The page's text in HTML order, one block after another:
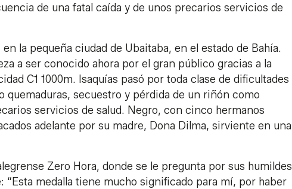
de una fatal caída y de unos precarios servicios de
la pequeña ciudad de Ubaitaba, en el estado de Bahía.
a ser conocido ahora por el gran público gracias a la
C1 1000m. Isaquías pasó por toda clase de dificultades
secuestro y pérdida de un riñón como
servicios de salud. Negro, con cinco hermanos
adelante por su madre, Dona Dilma, sirviente en una
Zero Hora, donde se le pregunta por sus humildes
medalla tiene mucho significado para mí, por haber